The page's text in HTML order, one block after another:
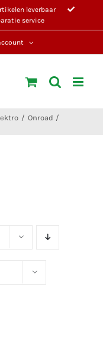
leverbaar
service
Onroad